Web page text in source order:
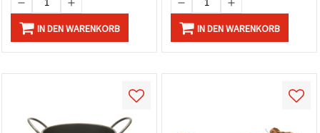
IN DEN WARENKORB IN DEN WARENKORB